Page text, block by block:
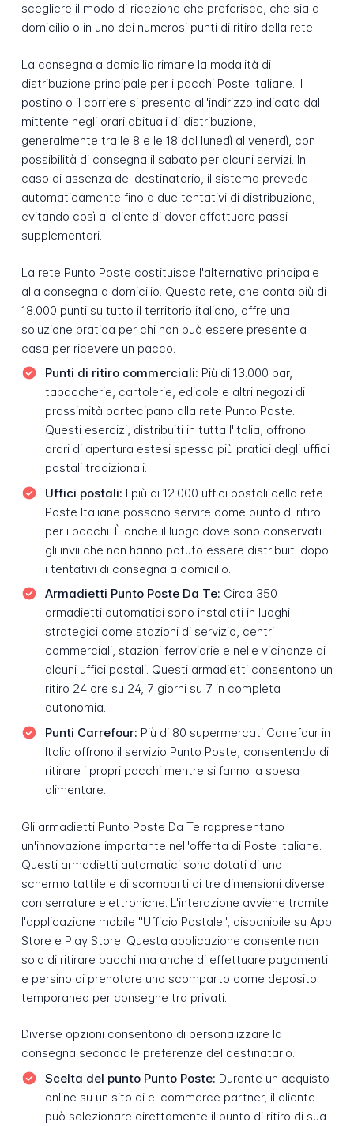
scegliere il modo di ricezione che preferisce, che sia a
domicilio o in uno dei numerosi punti di ritiro della rete.
La consegna a domicilio rimane la modalità di
distribuzione principale per i pacchi Poste Italiane. Il
postino o il corriere si presenta all'indirizzo indicato dal
mittente negli orari abituali di distribuzione,
generalmente tra le 8 e le 18 dal lunedì al venerdì, con
possibilità di consegna il sabato per alcuni servizi. In
caso di assenza del destinatario, il sistema prevede
automaticamente fino a due tentativi di distribuzione,
evitando così al cliente di dover effettuare passi
supplementari.
La rete Punto Poste costituisce l'alternativa principale
alla consegna a domicilio. Questa rete, che conta più di
18.000 punti su tutto il territorio italiano, offre una
soluzione pratica per chi non può essere presente a
casa per ricevere un pacco.
Punti di ritiro commerciali: Più di 13.000 bar,
tabaccherie, cartolerie, edicole e altri negozi di
prossimità partecipano alla rete Punto Poste.
Questi esercizi, distribuiti in tutta l'Italia, offrono
orari di apertura estesi spesso più pratici degli uffici
postali tradizionali.
Uffici postali: I più di 12.000 uffici postali della rete
Poste Italiane possono servire come punto di ritiro
per i pacchi. È anche il luogo dove sono conservati
gli invii che non hanno potuto essere distribuiti dopo
i tentativi di consegna a domicilio.
Armadietti Punto Poste Da Te: Circa 350
armadietti automatici sono installati in luoghi
strategici come stazioni di servizio, centri
commerciali, stazioni ferroviarie e nelle vicinanze di
alcuni uffici postali. Questi armadietti consentono un
ritiro 24 ore su 24, 7 giorni su 7 in completa
autonomia.
Punti Carrefour: Più di 80 supermercati Carrefour in
Italia offrono il servizio Punto Poste, consentendo di
ritirare i propri pacchi mentre si fanno la spesa
alimentare.
Gli armadietti Punto Poste Da Te rappresentano
un'innovazione importante nell'offerta di Poste Italiane.
Questi armadietti automatici sono dotati di uno
schermo tattile e di scomparti di tre dimensioni diverse
con serrature elettroniche. L'interazione avviene tramite
l'applicazione mobile "Ufficio Postale", disponibile su App
Store e Play Store. Questa applicazione consente non
solo di ritirare pacchi ma anche di effettuare pagamenti
e persino di prenotare uno scomparto come deposito
temporaneo per consegne tra privati.
Diverse opzioni consentono di personalizzare la
consegna secondo le preferenze del destinatario.
Scelta del punto Punto Poste: Durante un acquisto
online su un sito di e-commerce partner, il cliente
può selezionare direttamente il punto di ritiro di sua